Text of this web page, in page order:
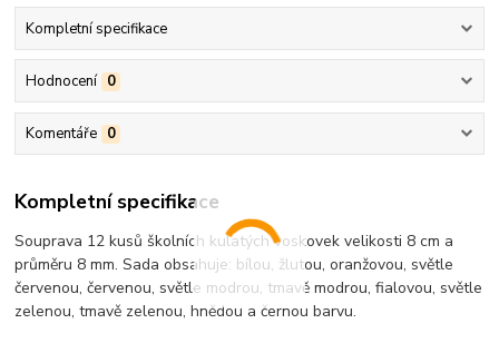
Kompletní specifikace
Hodnocení 0
Komentáře 0
Kompletní specifikace
Souprava 12 kusů školních kulatých voskovek velikosti 8 cm a
průměru 8 mm. Sada obsahuje: bílou, žlutou, oranžovou, světle
červenou, červenou, světle modrou, tmavě modrou, fialovou, světle
zelenou, tmavě zelenou, hnědou a černou barvu.